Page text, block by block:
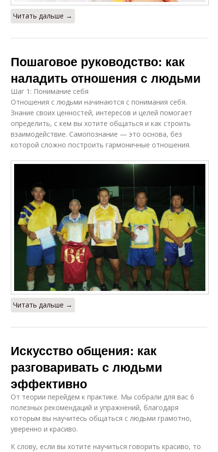
Читать дальше →
Пошаговое руководство: как
наладить отношения с людьми
Шаг 1: Понимание себя
Отношения с людьми начинаются с понимания себя.
Знание своих ценностей, интересов и целей помогает
определить, с кем вы хотите общаться и как строить
взаимодействие. Самопознание — это основа, без
которой сложно построить гармоничные отношения.
Читать дальше →
Искусство общения: как
разговаривать с людьми
эффективно
От теории перейдем к практике. Мы собрали для вас 6
полезных рекомендаций и упражнений, благодаря
которым вы научитесь общаться с людьми грамотно,
уверенно и красиво.
К слову, если вы хотите научиться говорить красиво, то